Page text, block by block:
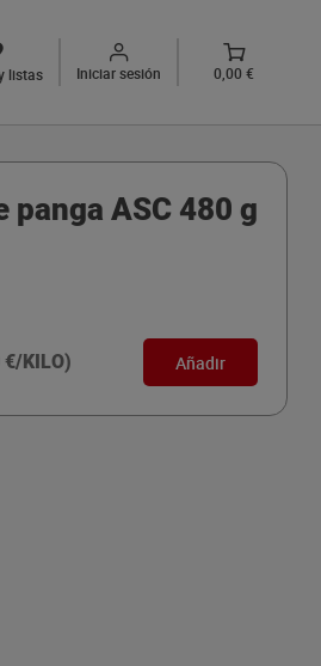
listas Iniciar sesión 0,00 €
panga ASC 480 g
€/KILO) Añadir